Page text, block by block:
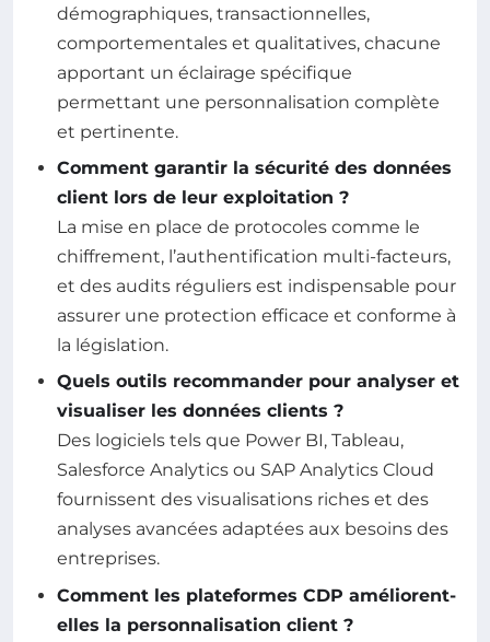
démographiques, transactionnelles,
comportementales et qualitatives, chacune
apportant un éclairage spécifique
permettant une personnalisation complète
et pertinente.
Comment garantir la sécurité des données
client lors de leur exploitation ?
La mise en place de protocoles comme le
chiffrement, l’authentification multi-facteurs,
et des audits réguliers est indispensable pour
assurer une protection efficace et conforme à
la législation.
Quels outils recommander pour analyser et
visualiser les données clients ?
Des logiciels tels que Power BI, Tableau,
Salesforce Analytics ou SAP Analytics Cloud
fournissent des visualisations riches et des
analyses avancées adaptées aux besoins des
entreprises.
Comment les plateformes CDP améliorent-
elles la personnalisation client ?